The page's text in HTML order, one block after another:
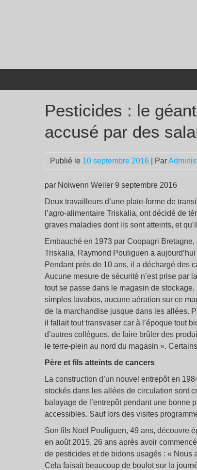
Pesticides : le
accusé par des
Publié le 10 septembre 2016 | Par
par Nolwenn Weiler 9 septembre 2016
Deux travailleurs d’une plate-forme de
l’agro-alimentaire Triskalia, ont décidé de
graves maladies dont ils sont atteints, et
Embauché en 1973 par Coopagri
Triskalia, Raymond Pouliguen a
Pendant près de 10 ans, il a déchargé des
Aucune mesure de sécurité n’est prise par
tout se passe dans le magasin de
simples lavabos, aucune aération sur ce
de la marchandise jusque dans les allées.
il fallait tout transvaser car à l’époque tout
d’autres collègues, de faire brûler des
le terre-plein au nord du magasin ».
Père et fils atteints de cancers
La construction d’un nouvel entrepôt en
stockés dans les allées de circulation sont
balayage de l’entrepôt pendant une bonne
accessibles. Sauf lors des visites
Son fils Noël Pouliguen, 49 ans, découvre
en août 2015, 26 ans après avoir
de pesticides et de bidons usagés : « Nous
Cela faisait beaucoup de boulot sur la